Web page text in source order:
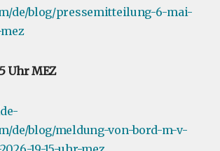
de/blog/pressemitteilung-6-mai-
Uhr MEZ
de/blog/meldung-von-bord-m-v-